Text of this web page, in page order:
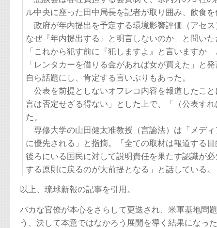
ル中央に座った田中局長を記者が取り囲み、飲食
政府が年内提出を予定する環境影響評価（アセ
なぜ『年内提出する』と明言しないのか」と問い
「これから犯す前に『犯しますよ』と言いますか
「レンタカーを借りる金があれば女が買えた」と
自ら話題にし、肯定する言いぶりもあった。
公表を前提としないオフレコ内容を報道したこ
言は否定せざる得ない」とした上で、「（公表す
た。
専修大学の山田健太准教授（言論法）は「メデ
に優先される」と指摘。「全ての取材は報道する
後ろにいる国民に対して説明責任を果たす認識が
する原則に戻るのが大前提となる」と話している。
以上、琉球新報の記事を引用。
バカな官僚が本心をさらして更迭され、米軍基地問
う、決して本意ではなかろう展開を導く結果になっ